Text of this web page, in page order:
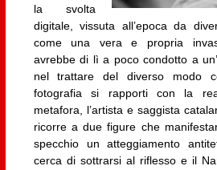
la svolta
digitale, vissuta all’epoca da
come una vera e propria
avrebbe di lì a poco condotto a
nel trattare del diverso modo
fotografia si rapporti con la
metafora, l’artista e saggista
ricorre a due figure che
specchio un atteggiamento
cerca di sottrarsi al riflesso e il